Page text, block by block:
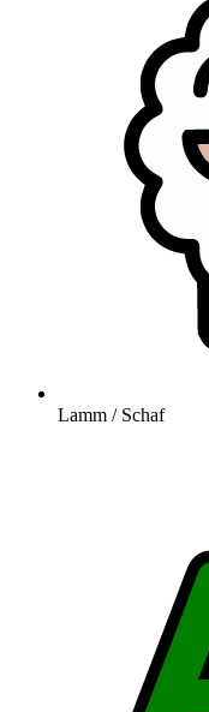
Lamm / Schaf